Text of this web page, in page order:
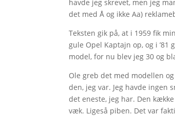
havde jeg skrevet, men jeg
det med Å og ikke Aa)
Teksten gik på, at i 1959 fik
gule Opel Kaptajn op, og i
model, for nu blev jeg 30 og
Ole greb det med modellen
den, jeg var. Jeg havde ingen
det eneste, jeg har. Den
væk. Ligeså piben. Det var